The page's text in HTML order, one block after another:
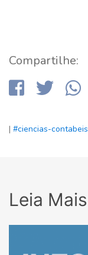
Compartilhe:
| #ciencias-contabeis
Leia Mais